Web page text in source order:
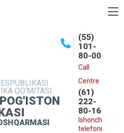
QO‘MITASI
(55)
101-
80-00
Call
Centre
(61)
222-
80-16
Ishonch
telefoni
XIZMATLAR
XIZMATI